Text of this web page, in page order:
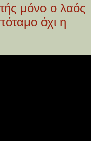
μόνο ο λαός
όχι η